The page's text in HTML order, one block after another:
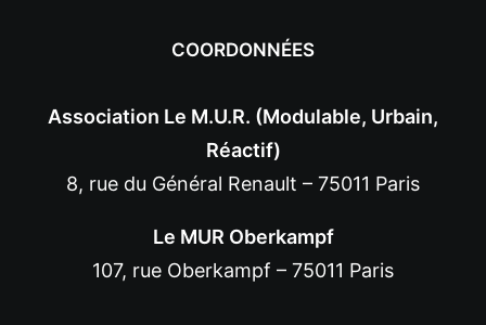
COORDONNÉES
Association Le M.U.R. (Modulable, Urbain,
Réactif)
8, rue du Général Renault – 75011 Paris
Le MUR Oberkampf
107, rue Oberkampf – 75011 Paris